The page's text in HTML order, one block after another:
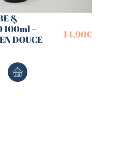
&
100ml –
DOUCE
14,90€